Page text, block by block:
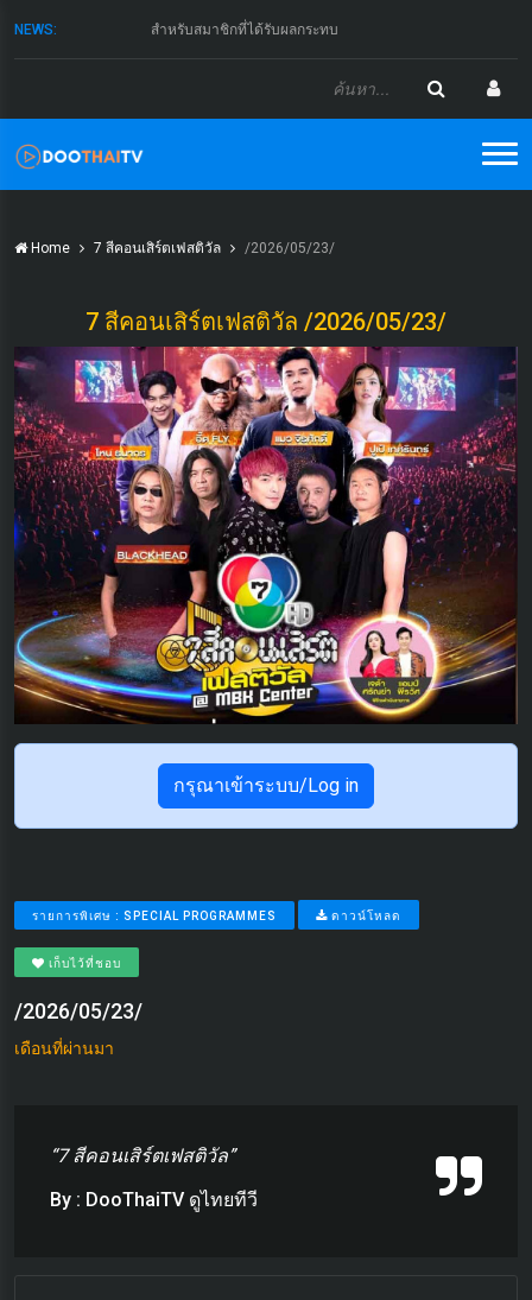
NEWS: สำหรับสมาชิกที่ได้รับผลกระทบ
Home 7 สีคอนเสิร์ตเฟสติวัล /2026/05/23/
7 สีคอนเสิร์ตเฟสติวัล /2026/05/23/
กรุณาเข้าระบบ/Log in
รายการพิเศษ : SPECIAL PROGRAMMES ดาวน์โหลด
เก็บไว้ที่ชอบ
/2026/05/23/
เดือนที่ผ่านมา
“7 สีคอนเสิร์ตเฟสติวัล”
By : DooThaiTV ดูไทยทีวี